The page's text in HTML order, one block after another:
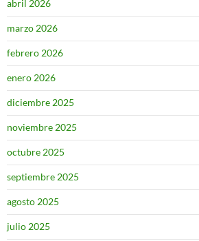
abril 2026
marzo 2026
febrero 2026
enero 2026
diciembre 2025
noviembre 2025
octubre 2025
septiembre 2025
agosto 2025
julio 2025